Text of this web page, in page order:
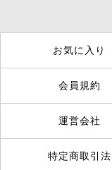
お気に入り
会員規約
運営会社
特定商取引法